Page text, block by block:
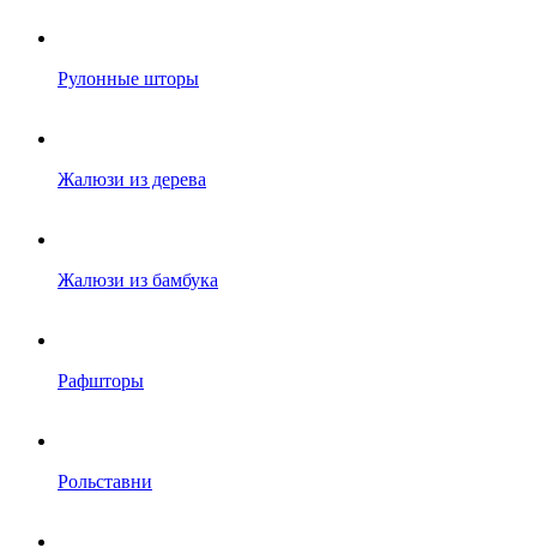
Рулонные шторы
Жалюзи из дерева
Жалюзи из бамбука
Рафшторы
Рольставни